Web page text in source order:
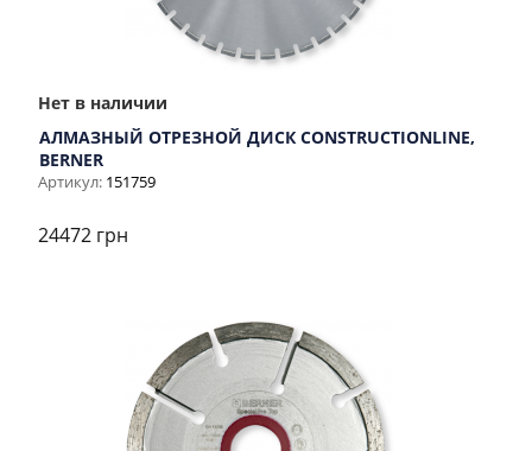
Нет в наличии
АЛМАЗНЫЙ ОТРЕЗНОЙ ДИСК CONSTRUCTIONLINE,
BERNER
Артикул: 151759
24472 грн